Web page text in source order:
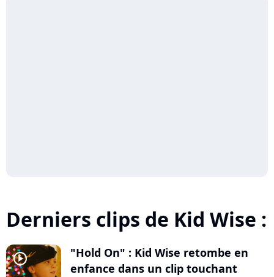
Derniers clips de Kid Wise :
player2
"Hold On" : Kid Wise retombe en
enfance dans un clip touchant